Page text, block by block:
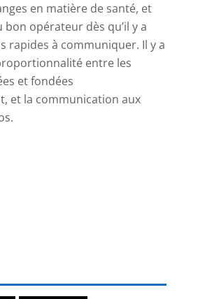
en matière de santé, et
bon opérateur dès qu’il y a
rapides à communiquer. Il y a
entre les
et fondées
et la communication aux